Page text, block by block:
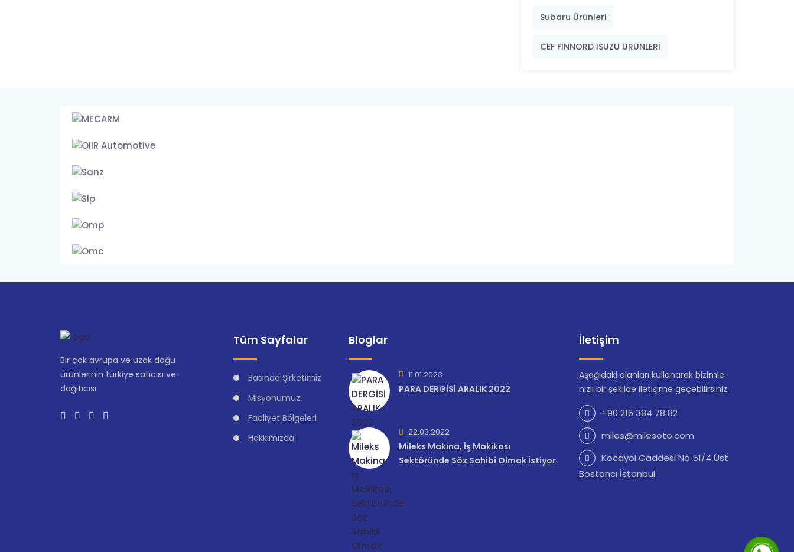
Subaru Ürünleri
CEF FINNORD ISUZU ÜRÜNLERİ
Bir çok avrupa ve uzak doğu
ürünlerinin türkiye satıcısı ve
dağıtıcısı
Tüm Sayfalar
Basında Şirketimiz
Misyonumuz
Faaliyet Bölgeleri
Hakkımızda
Bloglar
11.01.2023
PARA DERGİSİ ARALIK 2022
22.03.2022
Mileks Makina, İş Makikası
Sektöründe Söz Sahibi Olmak İstiyor.
İletişim
Aşağıdaki alanları kullanarak bizimle
hızlı bir şekilde iletişime geçebilirsiniz.
+90 216 384 78 82
miles@milesoto.com
Kocayol Caddesi No 51/4 Üst
Bostancı İstanbul